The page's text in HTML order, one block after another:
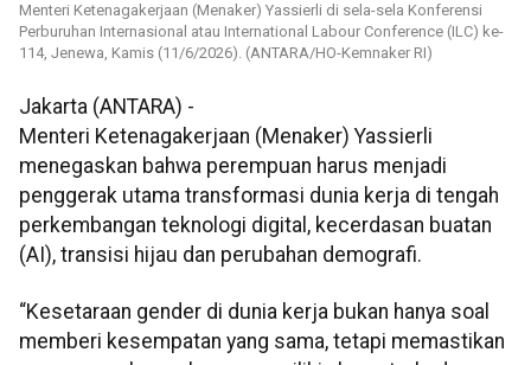
Menteri Ketenagakerjaan (Menaker) Yassierli di sela-sela Konferensi
Perburuhan Internasional atau International Labour Conference (ILC) ke-
114, Jenewa, Kamis (11/6/2026). (ANTARA/HO-Kemnaker RI)
Jakarta (ANTARA) -
Menteri Ketenagakerjaan (Menaker) Yassierli
menegaskan bahwa perempuan harus menjadi
penggerak utama transformasi dunia kerja di tengah
perkembangan teknologi digital, kecerdasan buatan
(AI), transisi hijau dan perubahan demografi.
“Kesetaraan gender di dunia kerja bukan hanya soal
memberi kesempatan yang sama, tetapi memastikan